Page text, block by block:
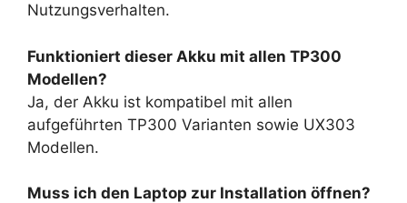
Nutzungsverhalten.
Funktioniert dieser Akku mit allen TP300
Modellen?
Ja, der Akku ist kompatibel mit allen
aufgeführten TP300 Varianten sowie UX303
Modellen.
Muss ich den Laptop zur Installation öffnen?